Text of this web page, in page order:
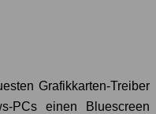
Grafikkarten-Treiber
PCs einen Bluescreen